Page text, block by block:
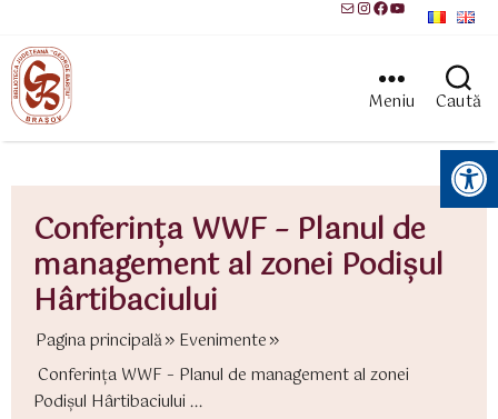
MailInstagram
Facebook
YouTube
Meniu Caută
Instrumente pentru accesibilitate
Conferinţa WWF – Planul de
management al zonei Podişul
Hârtibaciului
Pagina principală
Evenimente
Conferinţa WWF – Planul de management al zonei
Podişul Hârtibaciului ...